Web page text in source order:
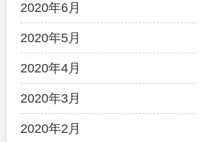
2020年6月
2020年5月
2020年4月
2020年3月
2020年2月